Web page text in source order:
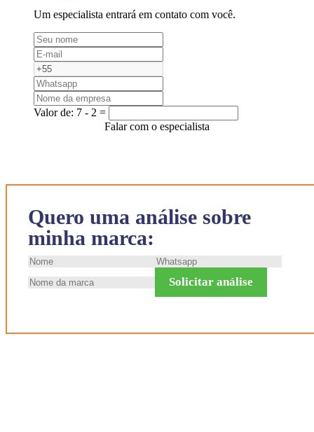
Quero uma análise sobre
minha marca:
Solicitar análise
Um especialista entrará em contato com você.
Valor de: 7 - 2 =
Falar com o especialista